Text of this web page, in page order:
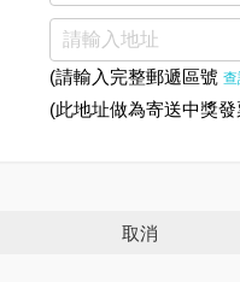
(請輸入完整郵遞區號
(此地址做為寄送中獎
取消